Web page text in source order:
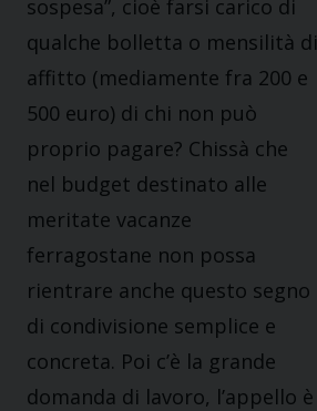
sospesa”, cioè farsi carico di
qualche bolletta o mensilità di
affitto (mediamente fra 200 e
500 euro) di chi non può
proprio pagare? Chissà che
nel budget destinato alle
meritate vacanze
ferragostane non possa
rientrare anche questo segno
di condivisione semplice e
concreta. Poi c’è la grande
domanda di lavoro, l’appello è